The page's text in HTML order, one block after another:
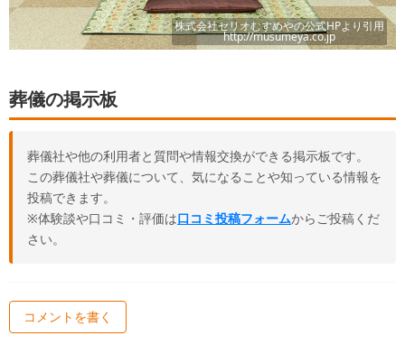
株式会社セリオむすめやの公式HPより引用
http://musumeya.co.jp
葬儀の掲示板
葬儀社や他の利用者と質問や情報交換ができる掲示板です。
この葬儀社や葬儀について、気になることや知っている情報を
投稿できます。
※体験談や口コミ・評価は口コミ投稿フォームからご投稿くだ
さい。
コメントを書く